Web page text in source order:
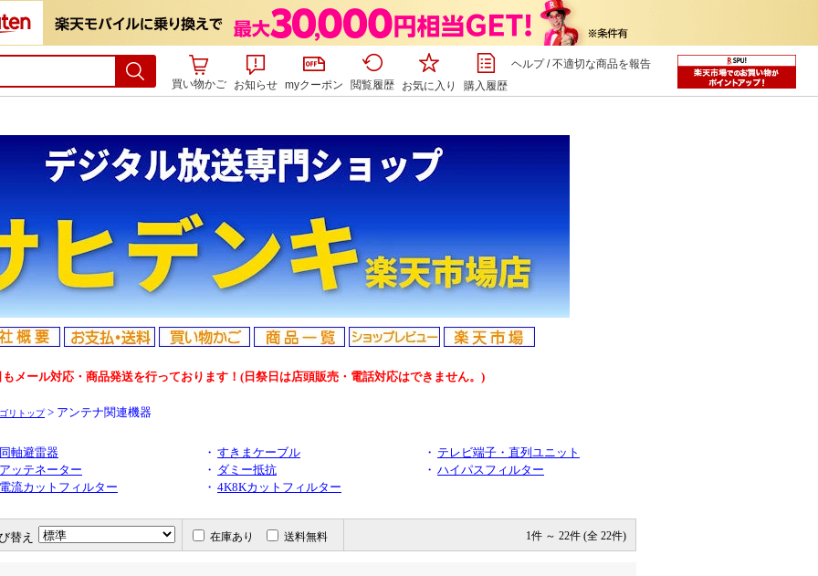
買い物かご お知らせ myクーポン 閲覧履歴 お気に入り 購入履歴
ヘルプ/不適切な商品を報告
メール対応・商品発送を行っております！(日祭日は店頭販売・電話対応はできません。)
リトップ> アンテナ関連機器
同軸避雷器 ・ すきまケーブル ・ テレビ端子・直列ユニット
アッテネーター
・ ダミー抵抗 ・ ハイパスフィルター
電流カットフィルター
・ 4K8Kカットフィルター
替え 在庫あり 送料無料 1件 ～ 22件 (全 22件)